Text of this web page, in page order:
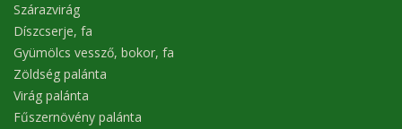
Szárazvirág
Díszcserje, fa
Gyümölcs vessző, bokor, fa
Zöldség palánta
Virág palánta
Fűszernövény palánta